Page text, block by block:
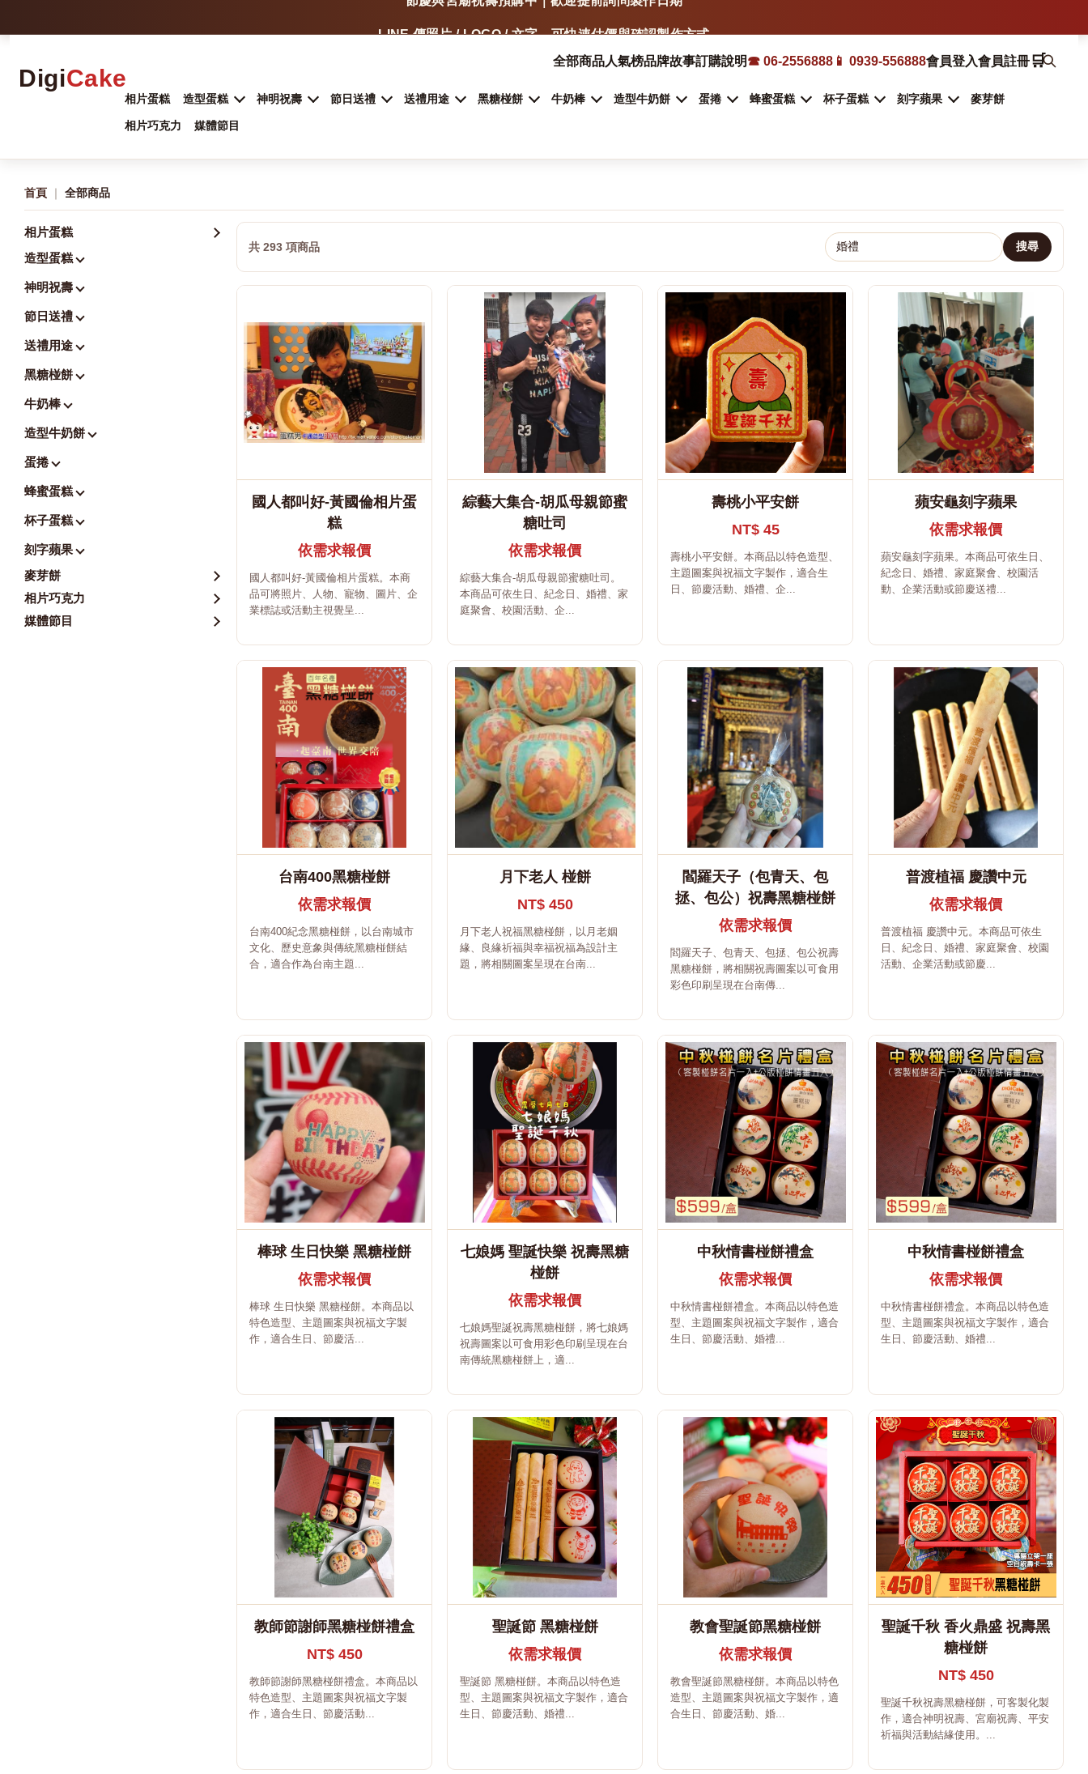
門市自取、宅配、超商取貨，依商品類型安排
DigiCake
全部商品人氣榜品牌故事訂購說明☎ 06-2556888 📱 0939-556888會員登入會員註冊🛒
相片蛋糕 造型蛋糕 神明祝壽 節日送禮 送禮用途 黑糖椪餅 牛奶棒 造型牛奶餅 蛋捲 蜂蜜蛋糕 杯子蛋糕 刻字蘋果 麥芽餅
相片巧克力 媒體節目
首頁 ｜ 全部商品
相片蛋糕
造型蛋糕
神明祝壽
節日送禮
送禮用途
黑糖椪餅
牛奶棒
造型牛奶餅
蛋捲
蜂蜜蛋糕
杯子蛋糕
刻字蘋果
麥芽餅
相片巧克力
媒體節目
共 293 項商品
國人都叫好-黃國倫相片蛋
糕
依需求報價
國人都叫好-黃國倫相片蛋糕。本商
品可將照片、人物、寵物、圖片、企
業標誌或活動主視覺呈...
綜藝大集合-胡瓜母親節蜜
糖吐司
依需求報價
綜藝大集合-胡瓜母親節蜜糖吐司。
本商品可依生日、紀念日、婚禮、家
庭聚會、校園活動、企...
壽桃小平安餅
NT$ 45
壽桃小平安餅。本商品以特色造型、
主題圖案與祝福文字製作，適合生
日、節慶活動、婚禮、企...
蘋安龜刻字蘋果
依需求報價
蘋安龜刻字蘋果。本商品可依生日、
紀念日、婚禮、家庭聚會、校園活
動、企業活動或節慶送禮...
台南400黑糖椪餅
依需求報價
台南400紀念黑糖椪餅，以台南城市
文化、歷史意象與傳統黑糖椪餅結
合，適合作為台南主題...
月下老人 椪餅
NT$ 450
月下老人祝福黑糖椪餅，以月老姻
緣、良緣祈福與幸福祝福為設計主
題，將相關圖案呈現在台南...
閻羅天子（包青天、包
拯、包公）祝壽黑糖椪餅
依需求報價
閻羅天子、包青天、包拯、包公祝壽
黑糖椪餅，將相關祝壽圖案以可食用
彩色印刷呈現在台南傳...
普渡植福 慶讚中元
依需求報價
普渡植福 慶讚中元。本商品可依生
日、紀念日、婚禮、家庭聚會、校園
活動、企業活動或節慶...
棒球 生日快樂 黑糖椪餅
依需求報價
棒球 生日快樂 黑糖椪餅。本商品以
特色造型、主題圖案與祝福文字製
作，適合生日、節慶活...
七娘媽 聖誕快樂 祝壽黑糖
椪餅
依需求報價
七娘媽聖誕祝壽黑糖椪餅，將七娘媽
祝壽圖案以可食用彩色印刷呈現在台
南傳統黑糖椪餅上，適...
中秋情書椪餅禮盒
依需求報價
中秋情書椪餅禮盒。本商品以特色造
型、主題圖案與祝福文字製作，適合
生日、節慶活動、婚禮...
中秋情書椪餅禮盒
依需求報價
中秋情書椪餅禮盒。本商品以特色造
型、主題圖案與祝福文字製作，適合
生日、節慶活動、婚禮...
教師節謝師黑糖椪餅禮盒
NT$ 450
教師節謝師黑糖椪餅禮盒。本商品以
特色造型、主題圖案與祝福文字製
作，適合生日、節慶活動...
聖誕節 黑糖椪餅
依需求報價
聖誕節 黑糖椪餅。本商品以特色造
型、主題圖案與祝福文字製作，適合
生日、節慶活動、婚禮...
教會聖誕節黑糖椪餅
依需求報價
教會聖誕節黑糖椪餅。本商品以特色
造型、主題圖案與祝福文字製作，適
合生日、節慶活動、婚...
聖誕千秋 香火鼎盛 祝壽黑
糖椪餅
NT$ 450
聖誕千秋祝壽黑糖椪餅，可客製化製
作，適合神明祝壽、宮廟祝壽、平安
祈福與活動結緣使用。...